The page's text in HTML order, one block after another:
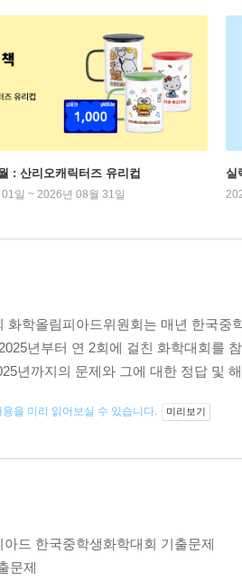
: 산리오캐릭터즈 유리컵
일 ~ 2026년 08월 31일
실
화학올림피아드위원회는 매년 한국중
년부터 연 2회에 걸친 화학대회를
년까지의 문제와 그에 대한 정답 및
용을 미리 읽어보실 수 있습니다. 미리보기
아드 한국중학생화학대회 기출문제
문제